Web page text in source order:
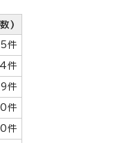
)
件
件
件
件
件